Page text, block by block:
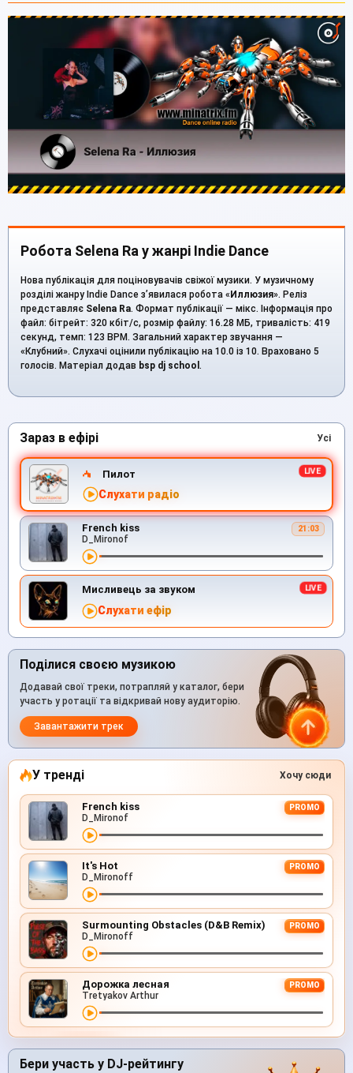
Робота Selena Ra у жанрі Indie Dance
Нова публікація для поціновувачів свіжої музики. У музичному
розділі жанру Indie Dance з’явилася робота «Иллюзия». Реліз
представляє Selena Ra. Формат публікації — мікс. Інформація про
файл: бітрейт: 320 кбіт/с, розмір файлу: 16.28 МБ, тривалість: 419
секунд, темп: 123 BPM. Загальний характер звучання —
«Клубний». Слухачі оцінили публікацію на 10.0 із 10. Враховано 5
голосів. Матеріал додав bsp dj school .
Зараз в ефірі Усі
Пилот
Слухати радіо
French kiss 21:03
D_Mironof
Мисливець за звуком
Слухати ефір
Поділися своєю музикою
Додавай свої треки, потрапляй у каталог, бери
участь у ротації та відкривай нову аудиторію.
Завантажити трек
У тренді Хочу сюди
French kiss PROMO
D_Mironof
It's Hot PROMO
D_Mironoff
Surmounting Obstacles (D&B Remix) PROMO
D_Mironoff
Дорожка лесная PROMO
Tretyakov Arthur
Бери участь у DJ-рейтингу